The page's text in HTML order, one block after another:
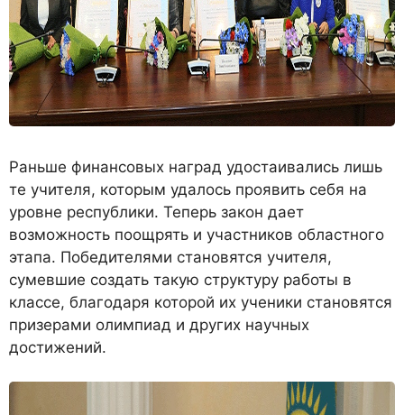
Раньше финансовых наград удостаивались лишь
те учителя, которым удалось проявить себя на
уровне республики. Теперь закон дает
возможность поощрять и участников областного
этапа. Победителями становятся учителя,
сумевшие создать такую структуру работы в
классе, благодаря которой их ученики становятся
призерами олимпиад и других научных
достижений.